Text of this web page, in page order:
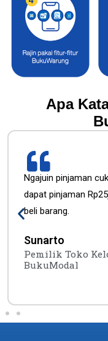
Apa
Ngajuin pinjaman
dapat pinjaman
beli barang.
Sunarto
Pemilik Toko
BukuModal